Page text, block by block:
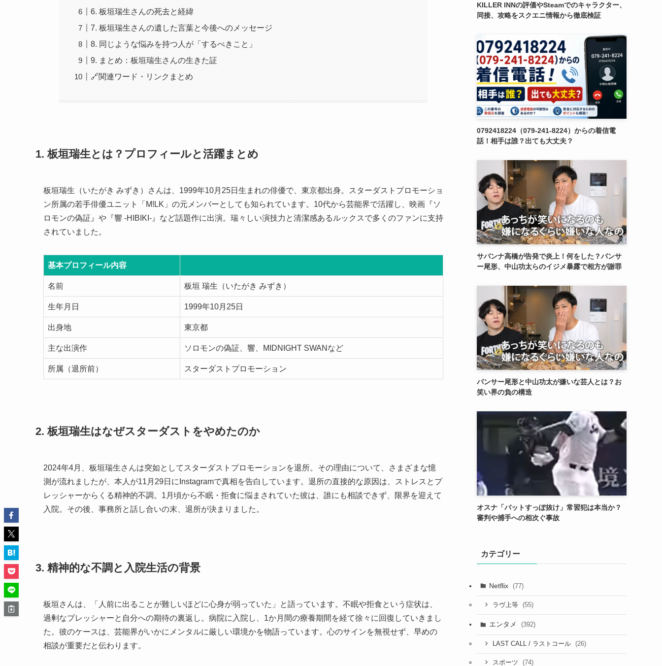
6. 板垣瑞生さんの死去と経緯
7. 板垣瑞生さんの遺した言葉と今後へのメッセージ
8. 同じような悩みを持つ人が「するべきこと」
9. まとめ：板垣瑞生さんの生きた証
🔗関連ワード・リンクまとめ
1. 板垣瑞生とは？プロフィールと活躍まとめ
板垣瑞生（いたがき みずき）さんは、1999年10月25日生まれの俳優で、東京都出身。スターダストプロモーショ
ン所属の若手俳優ユニット「M!LK」の元メンバーとしても知られています。10代から芸能界で活躍し、映画『ソ
ロモンの偽証』や『響 -HIBIKI-』など話題作に出演。瑞々しい演技力と清潔感あるルックスで多くのファンに支持
されていました。
基本プロフィール内容
名前 板垣 瑞生（いたがき みずき）
生年月日 1999年10月25日
出身地 東京都
主な出演作 ソロモンの偽証、響、MIDNIGHT SWANなど
所属（退所前） スターダストプロモーション
2. 板垣瑞生はなぜスターダストをやめたのか
2024年4月、板垣瑞生さんは突如としてスターダストプロモーションを退所。その理由について、さまざまな憶
測が流れましたが、本人が11月29日にInstagramで真相を告白しています。退所の直接的な原因は、ストレスとプ
レッシャーからくる精神的不調。1月頃から不眠・拒食に悩まされていた彼は、誰にも相談できず、限界を迎えて
入院。その後、事務所と話し合いの末、退所が決まりました。
3. 精神的な不調と入院生活の背景
板垣さんは、「人前に出ることが難しいほどに心身が弱っていた」と語っています。不眠や拒食という症状は、
過剰なプレッシャーと自分への期待の裏返し。病院に入院し、1か月間の療養期間を経て徐々に回復していきまし
た。彼のケースは、芸能界がいかにメンタルに厳しい環境かを物語っています。心のサインを無視せず、早めの
相談が重要だと伝わります。
KILLER INNの評価やSteamでのキャラクター、
同接、攻略をスクエニ情報から徹底検証
0792418224（079-241-8224）からの着信電
話！相手は誰？出ても大丈夫？
サバンナ高橋が告発で炎上！何をした？パンサ
ー尾形、中山功太らのイジメ暴露で相方が謝罪
パンサー尾形と中山功太が嫌いな芸人とは？お
笑い界の負の構造
オスナ「バットすっぽ抜け」常習犯は本当か？
審判や捕手への相次ぐ事故
カテゴリー
Netflix (77)
ラヴ上等 (55)
エンタメ (392)
LAST CALL / ラストコール (26)
スポーツ (74)